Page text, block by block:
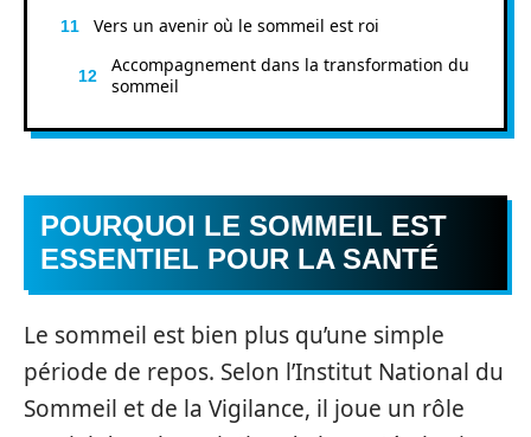
Vers un avenir où le sommeil est roi
Accompagnement dans la transformation du
sommeil
POURQUOI LE SOMMEIL EST
ESSENTIEL POUR LA SANTÉ
Le sommeil est bien plus qu’une simple
période de repos. Selon l’Institut National du
Sommeil et de la Vigilance, il joue un rôle